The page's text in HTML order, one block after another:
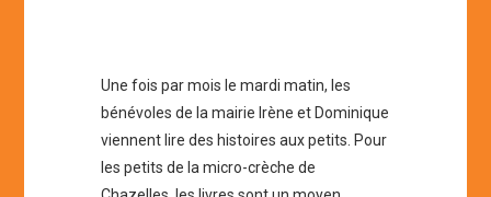
Une fois par mois le mardi matin, les
bénévoles de la mairie Irène et Dominique
viennent lire des histoires aux petits. Pour
les petits de la micro-crèche de